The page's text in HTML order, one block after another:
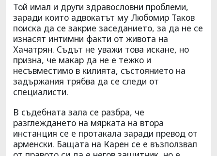
Той имал и други здравословни проблеми,
заради които адвокатът му Любомир Таков
поиска да се закрие заседанието, за да не се
изнасят интимни факти от живота на
Хачатрян. Съдът не уважи това искане, но
призна, че макар да не е тежко и
несъвместимо в килията, състоянието на
задържания трябва да се следи от
специалисти.
В съдебната зала се разбра, че
разглеждането на мярката на втора
инстанция се е протакала заради превод от
арменски. Бащата на Карен се е възползвал